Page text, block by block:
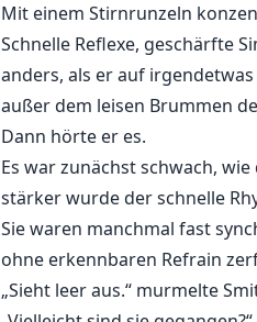
Mit einem Stirnrunzeln
Schnelle Reflexe, geschärfte
anders, als er auf
außer dem leisen Brummen
Dann hörte er es.
Es war zunächst schwach,
stärker wurde der schnelle
Sie waren manchmal fast
ohne erkennbaren Refrain
„Sieht leer aus.“ murmelte